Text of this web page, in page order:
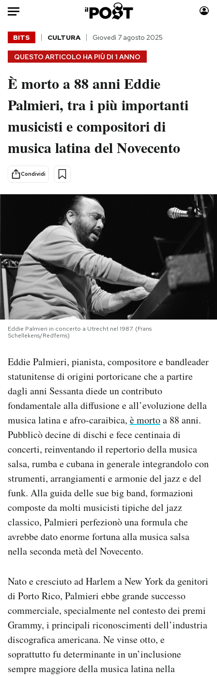
Auto
HOME
Italia
Politica
Tecnologia
Scienza
Cultura
Economia
Sport
Moda
Consumismi
Storie/Idee
Media
Mondiali calcio 2026
PODCAST
NEWSLETTER
I MIEI PREFERITI
SHOP
CALENDARIO
AREA PERSONALE
Area Personale
Newsletter
Regala il Post
Hai bisogno di aiuto?
Esci
QUESTO ARTICOLO HA PIÙ DI 1 ANNO
BITS CULTURA Giovedì 7 agosto 2025
È morto a 88 anni Eddie
Palmieri, tra i più importanti
musicisti e compositori di
musica latina del Novecento
Condividi
Eddie Palmieri in concerto a Utrecht nel 1987. (Frans
Schellekens/Redferns)
Eddie Palmieri, pianista, compositore e bandleader
statunitense di origini portoricane che a partire
dagli anni Sessanta diede un contributo
fondamentale alla diffusione e all’evoluzione della
musica latina e afro-caraibica, è mortoa 88 anni.
Pubblicò decine di dischi e fece centinaia di
concerti, reinventando il repertorio della musica
salsa, rumba e cubana in generale integrandolo con
strumenti, arrangiamenti e armonie del jazz e del
funk. Alla guida delle sue big band, formazioni
composte da molti musicisti tipiche del jazz
classico, Palmieri perfezionò una formula che
avrebbe dato enorme fortuna alla musica salsa
nella seconda metà del Novecento.
Nato e cresciuto ad Harlem a New York da genitori
di Porto Rico, Palmieri ebbe grande successo
commerciale, specialmente nel contesto dei premi
Grammy, i principali riconoscimenti dell’industria
discografica americana. Ne vinse otto, e
soprattutto fu determinante in un’inclusione
sempre maggiore della musica latina nella